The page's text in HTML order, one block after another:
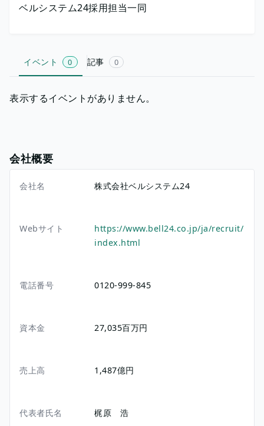
ベルシステム24採用担当一同
イベント 0 記事 0
表示するイベントがありません。
会社概要
会社名 株式会社ベルシステム24
Webサイト
https://www.bell24.co.jp/ja/recruit/
index.html
電話番号 0120-999-845
資本金 27,035百万円
売上高 1,487億円
代表者氏名 梶原 浩